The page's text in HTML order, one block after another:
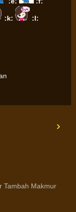
:k: :l:
›
Tambah Makmur